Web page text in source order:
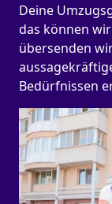
Deine
das können
übersenden
Bedürfnissen